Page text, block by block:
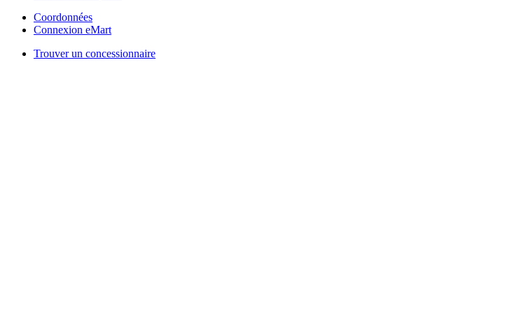
Coordonnées
Connexion eMart
Trouver un concessionnaire